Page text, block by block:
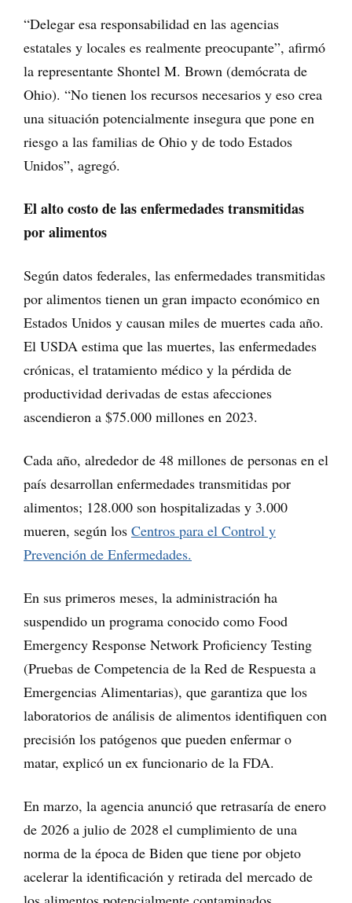
“Delegar esa responsabilidad en las agencias
estatales y locales es realmente preocupante”, afirmó
la representante Shontel M. Brown (demócrata de
Ohio). “No tienen los recursos necesarios y eso crea
una situación potencialmente insegura que pone en
riesgo a las familias de Ohio y de todo Estados
Unidos”, agregó.
El alto costo de las enfermedades transmitidas
por alimentos
Según datos federales, las enfermedades transmitidas
por alimentos tienen un gran impacto económico en
Estados Unidos y causan miles de muertes cada año.
El USDA estima que las muertes, las enfermedades
crónicas, el tratamiento médico y la pérdida de
productividad derivadas de estas afecciones
ascendieron a $75.000 millones en 2023.
Cada año, alrededor de 48 millones de personas en el
país desarrollan enfermedades transmitidas por
alimentos; 128.000 son hospitalizadas y 3.000
mueren, según los Centros para el Control y
Prevención de Enfermedades.
En sus primeros meses, la administración ha
suspendido un programa conocido como Food
Emergency Response Network Proficiency Testing
(Pruebas de Competencia de la Red de Respuesta a
Emergencias Alimentarias), que garantiza que los
laboratorios de análisis de alimentos identifiquen con
precisión los patógenos que pueden enfermar o
matar, explicó un ex funcionario de la FDA.
En marzo, la agencia anunció que retrasaría de enero
de 2026 a julio de 2028 el cumplimiento de una
norma de la época de Biden que tiene por objeto
acelerar la identificación y retirada del mercado de